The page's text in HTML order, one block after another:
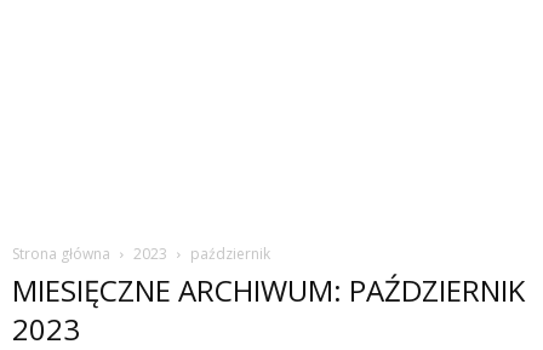
Strona główna 2023 październik
MIESIĘCZNE ARCHIWUM: PAŹDZIERNIK
2023